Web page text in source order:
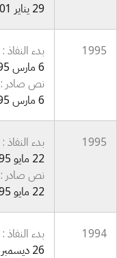
29 يناير 2001
1995
بدء النفاذ :
6 مارس 1995
نص صادر :
6 مارس 1995
1995
بدء النفاذ :
22 مايو 1995
نص صادر :
22 مايو 1995
1994
بدء النفاذ :
26 ديسمبر 1994